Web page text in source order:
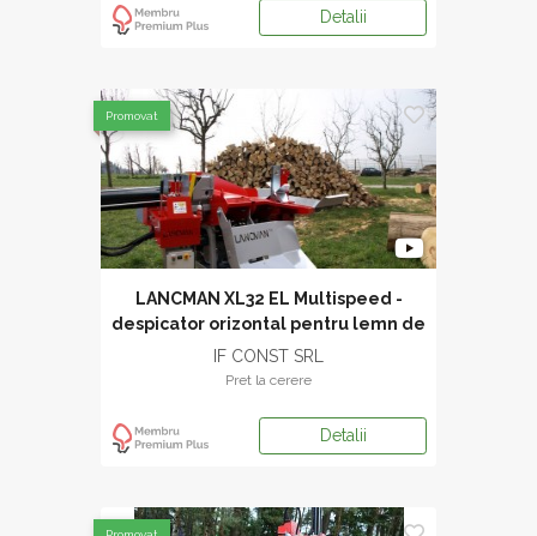
Detalii
LANCMAN XL32 EL Multispeed -
despicator orizontal pentru lemn de
foc 32 to forta
IF CONST SRL
Pret la cerere
Detalii
Promovat